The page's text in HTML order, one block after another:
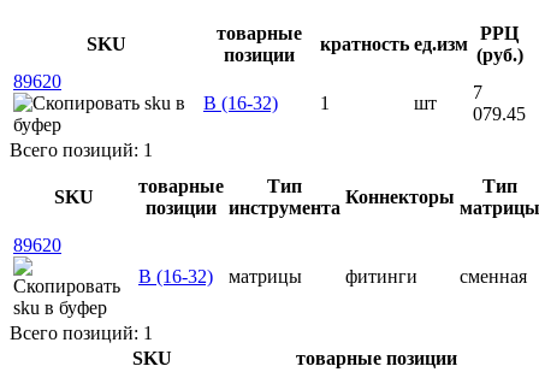
SKU
товарные
позиции
кратность ед.изм
РРЦ
(руб.)
89620
В (16-32)
1 шт
7
079.45
Всего позиций: 1
SKU
товарные
позиции
Тип
инструмента
Коннекторы
Тип
матрицы
89620
В (16-32)
матрицы фитинги сменная
Всего позиций: 1
SKU
товарные позиции